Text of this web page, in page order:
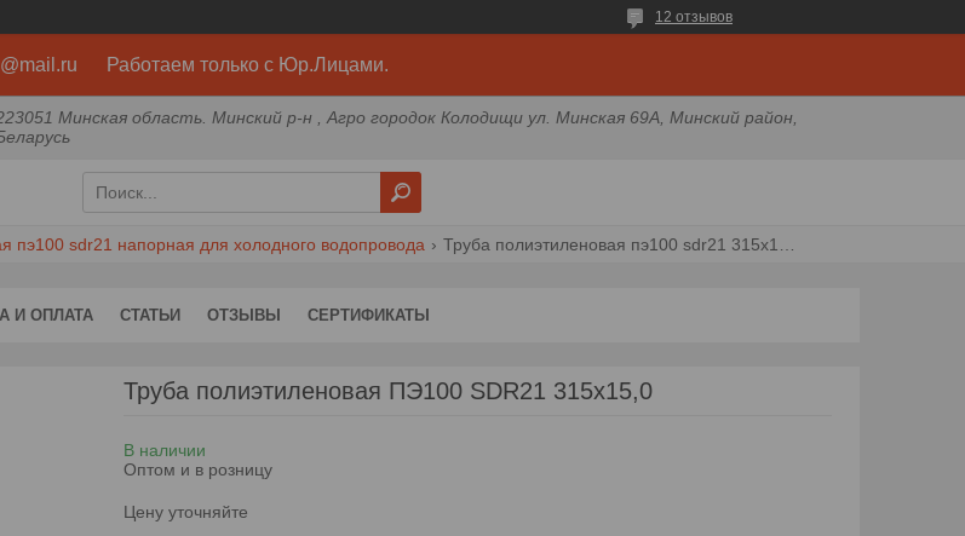
12 отзывов
Работаем только с Юр.Лицами.
Минская область. Минский р-н , Агро городок Колодищи ул. Минская 69А, Минский район,
пэ100 sdr21 напорная для холодного водопровода
И ОПЛАТА СТАТЬИ ОТЗЫВЫ СЕРТИФИКАТЫ
Труба полиэтиленовая ПЭ100 SDR21 315х15,0
В наличии
Оптом и в розницу
Цену уточняйте